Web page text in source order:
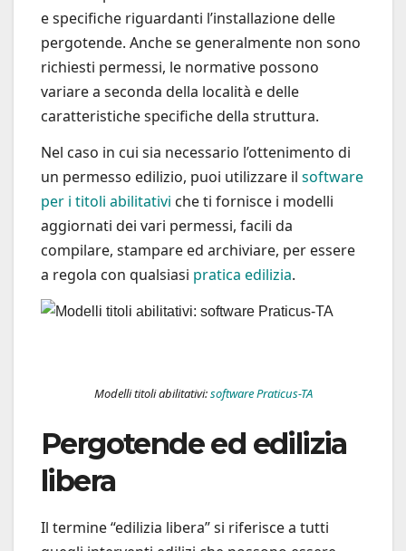
e specifiche riguardanti l’installazione delle
pergotende. Anche se generalmente non sono
richiesti permessi, le normative possono
variare a seconda della località e delle
caratteristiche specifiche della struttura.
Nel caso in cui sia necessario l’ottenimento di
un permesso edilizio, puoi utilizzare il software
per i titoli abilitativi che ti fornisce i modelli
aggiornati dei vari permessi, facili da
compilare, stampare ed archiviare, per essere
a regola con qualsiasi pratica edilizia.
Modelli titoli abilitativi:software Praticus-TA
Pergotende ed edilizia
libera
Il termine “edilizia libera” si riferisce a tutti